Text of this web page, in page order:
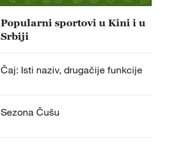
Popularni sportovi u Kini i u
Srbiji
Čaj: Isti naziv, drugačije funkcije
Sezona Čušu